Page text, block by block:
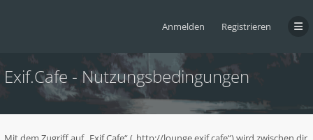
Anmelden Registrieren
Exif.Cafe - Nutzungsbedingungen